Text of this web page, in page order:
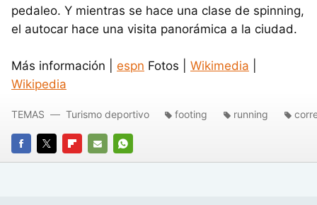
pedaleo. Y mientras se hace una clase de spinning,
el autocar hace una visita panorámica a la ciudad.
Más información | espn Fotos | Wikimedia
Wikipedia
FACEBOOK
TWITTERFLIPBOARD
E-
WHATSAPP
TEMAS Turismo deportivo footing running